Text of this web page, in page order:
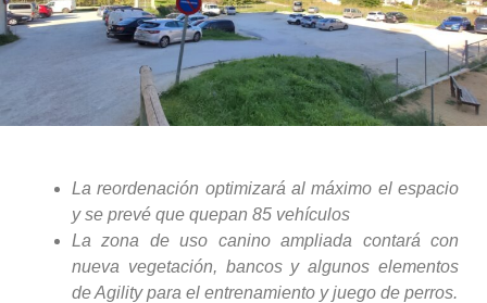
La reordenación optimizará al máximo el espacio
y se prevé que quepan 85 vehículos
La zona de uso canino ampliada contará con
nueva vegetación, bancos y algunos elementos
de Agility para el entrenamiento y juego de perros.